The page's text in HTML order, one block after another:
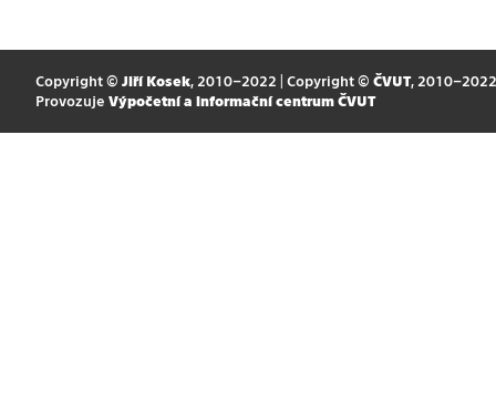
Copyright © Jiří Kosek, 2010–2022 | Copyright © ČVUT, 2010–2022
Provozuje Výpočetní a informační centrum ČVUT